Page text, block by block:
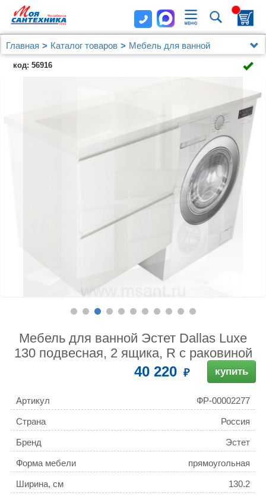
Главная Каталог товаров
Мебель для ванной
Мебель от 120 см.
Мебель для ванной Эстет Dallas Luxe 130
код: 56916
Мебель для ванной Эстет Dallas Luxe
130 подвесная, 2 ящика, R с раковиной
40 220 купить
Артикул ФР-00002277
Страна Россия
Бренд Эстет
Форма мебели прямоугольная
Ширина, см 130.2